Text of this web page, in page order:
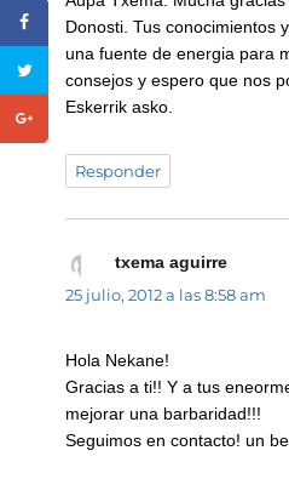
Donosti. Tus conocimientos
una fuente de energia para
consejos y espero que nos
Eskerrik asko.
Responder
txema aguirredice:
25 julio, 2012 a las 8:58 am
Hola Nekane!
Gracias a ti!! Y a tus
mejorar una barbaridad!!!
Seguimos en contacto! un